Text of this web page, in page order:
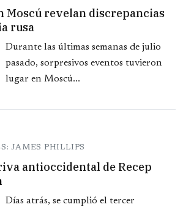
Moscú revelan discrepancias
rusa
Durante las últimas semanas de julio
pasado, sorpresivos eventos tuvieron
lugar en Moscú...
JAMES PHILLIPS
antioccidental de Recep
Días atrás, se cumplió el tercer